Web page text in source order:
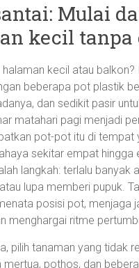
Mulai
kecil tanpa
halaman kecil atau balkon?
beberapa pot plastik
dan sedikit pasir
matahari pagi menjadi
pot-pot itu di tempat
sekitar empat hingga
langkah: terlalu banyak
lupa memberi pupuk.
posisi pot, menjaga
menghargai ritme
pilih tanaman yang tidak
mertua, pothos, dan